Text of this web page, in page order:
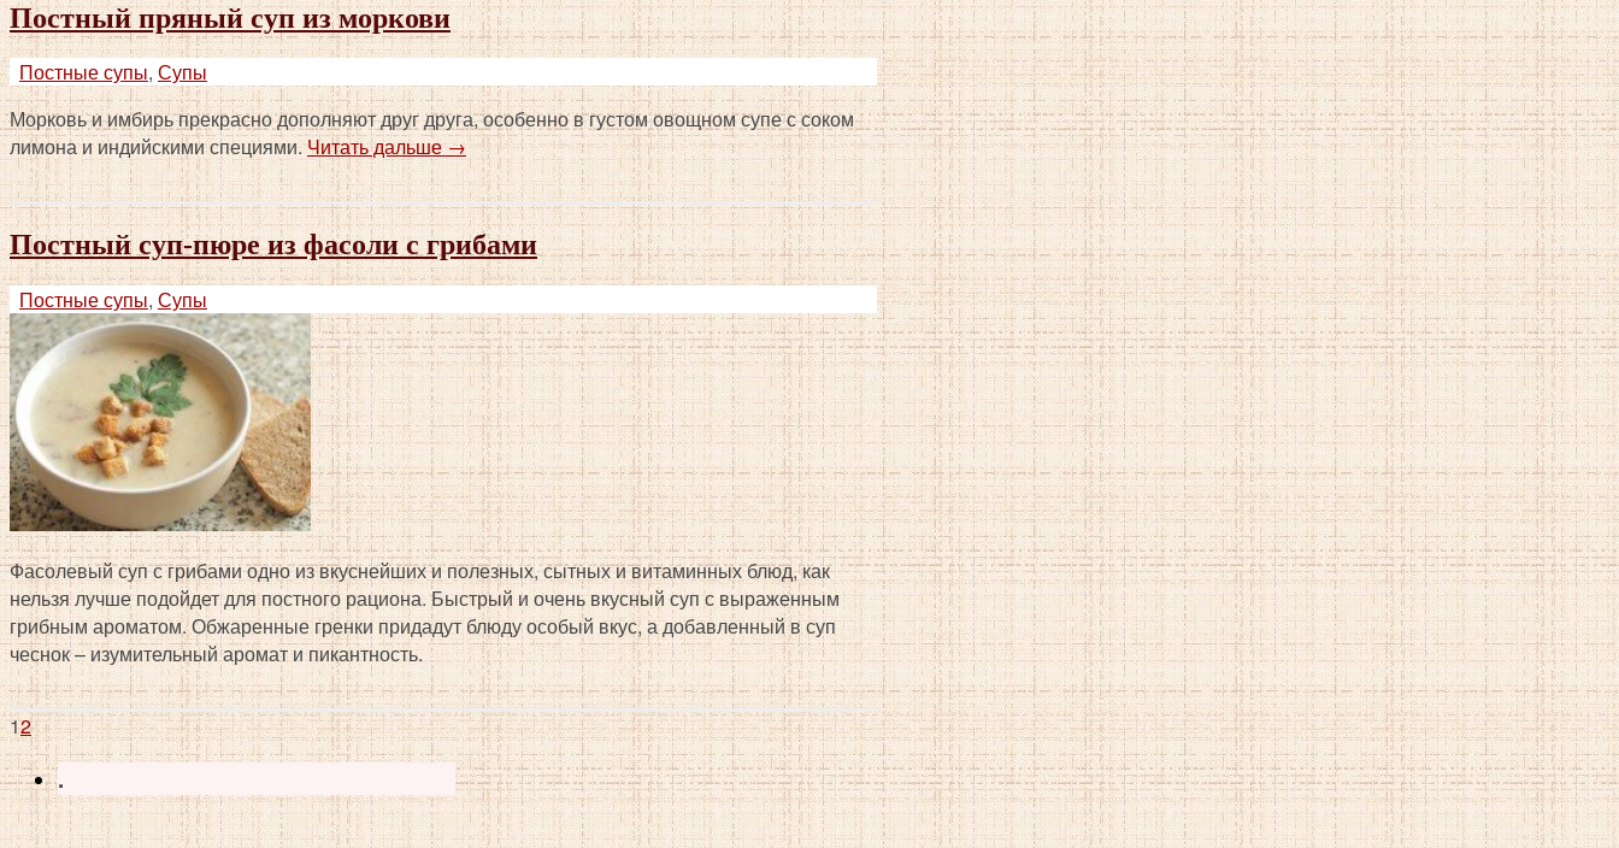
Постный пряный суп из моркови
Постные супы, Супы
Морковь и имбирь прекрасно дополняют друг друга, особенно в густом овощном супе с соком
лимона и индийскими специями.Читать дальше→
Постный суп-пюре из фасоли с грибами
Постные супы, Супы
Фасолевый суп с грибами одно из вкуснейших и полезных, сытных и витаминных блюд, как
нельзя лучше подойдет для постного рациона. Быстрый и очень вкусный суп с выраженным
грибным ароматом. Обжаренные гренки придадут блюду особый вкус, а добавленный в суп
чеснок – изумительный аромат и пикантность.
12
.